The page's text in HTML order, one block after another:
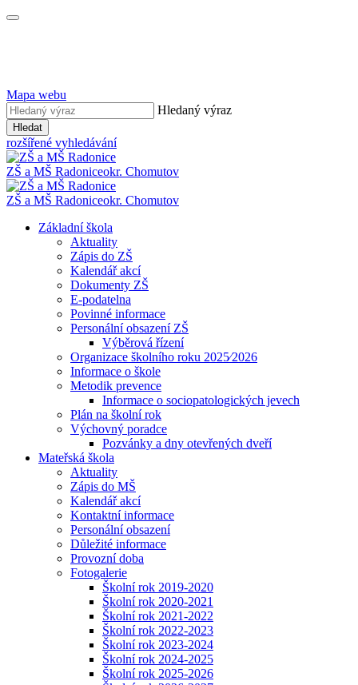
Mapa webu
Hledaný výraz
Hledat
rozšířené vyhledávání
ZŠ a MŠ Radoniceokr. Chomutov
ZŠ a MŠ Radoniceokr. Chomutov
Základní škola
Aktuality
Zápis do ZŠ
Kalendář akcí
Dokumenty ZŠ
E-podatelna
Povinné informace
Personální obsazení ZŠ
Výběrová řízení
Organizace školního roku 2025⁄2026
Informace o škole
Metodik prevence
Informace o sociopatologických jevech
Plán na školní rok
Výchovný poradce
Pozvánky a dny otevřených dveří
Mateřská škola
Aktuality
Zápis do MŠ
Kalendář akcí
Kontaktní informace
Personální obsazení
Důležité informace
Provozní doba
Fotogalerie
Školní rok 2019-2020
Školní rok 2020-2021
Školní rok 2021-2022
Školní rok 2022-2023
Školní rok 2023-2024
Školní rok 2024-2025
Školní rok 2025-2026